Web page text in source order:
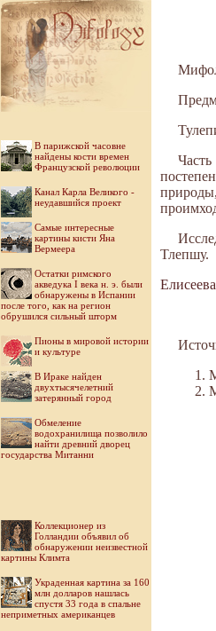
В парижской часовне
найдены кости времен
Французской революции
Канал Карла Великого -
неудавшийся проект
Самые интересные
картины кисти Яна
Вермеера
Остатки римского
акведука I века н. э. были
обнаружены в Испании
после того, как на регион
обрушился сильный шторм
Пионы в мировой истории
и культуре
В Ираке найден
двухтысячелетний
затерянный город
Обмеление
водохранилища позволило
найти древний дворец
государства Митанни
Коллекционер из
Голландии объявил об
обнаружении неизвестной
картины Климта
Украденная картина за 160
млн долларов нашлась
спустя 33 года в спальне
неприметных американцев
Тлепшу.